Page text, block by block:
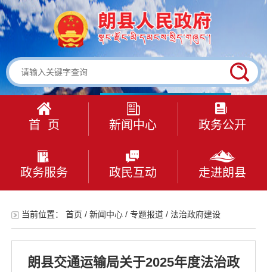
首 页 新闻中心 政务公开
政务服务 政民互动 走进朗县
当前位置： 首页 / 新闻中心/ 专题报道/ 法治政府建设
朗县交通运输局关于2025年度法治政